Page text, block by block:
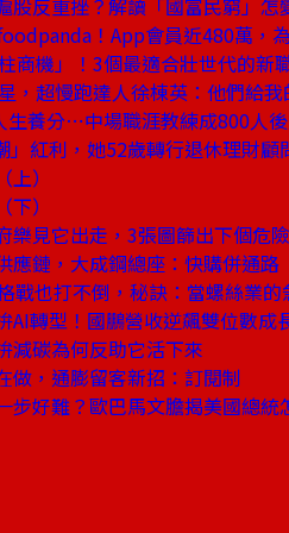
股反重挫？解讀「國富民窮」怎
！App會員近480萬，
商機」！3個最適合壯世代的新
，超慢跑達人徐棟英：他們給我
生養分⋯中場職涯教練成800人
」紅利，她52歲轉行退休理財顧
）
）
樂見它出走，3張圖篩出下個危
應鏈，大成鋼總座：快購併通路
戰也打不倒，秘訣：當螺絲業的
AI轉型！國鵬營收逆飆雙位數成
減碳為何反助它活下來
做，通膨留客新招：訂閱制
步好難？歐巴馬文膽揭美國總統